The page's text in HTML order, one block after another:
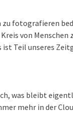
zu fotografieren
von Menschen
ist Teil unseres
was bleibt
mehr in der